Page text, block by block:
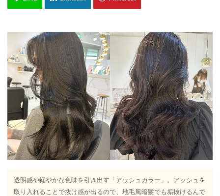
透明感や軽やかな色味を引き出す「アッシュカラー」。アッシュを
取り入れることで抜け感が出るので、地毛風暗髪でも垢抜けるんで